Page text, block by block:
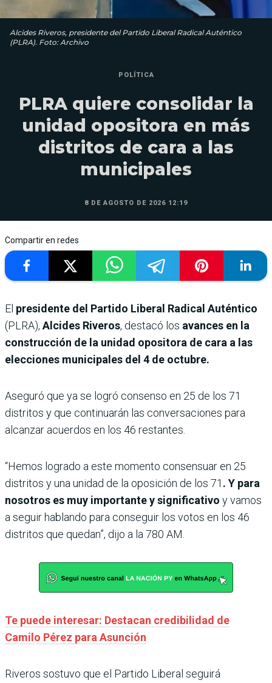
Alcides Riveros, presidente del Partido Liberal Radical Auténtico
(PLRA). Foto: Archivo
POLÍTICA
PLRA quiere consolidar la
unidad opositora en más
distritos de cara a las
municipales
8 DE AGOSTO DE 2026 12:19
Compartir en redes
El presidente del Partido Liberal Radical Auténtico
(PLRA), Alcides Riveros, destacó los avances en la
construcción de la unidad opositora de cara a las
elecciones municipales del 4 de octubre.
Aseguró que ya se logró consenso en 25 de los 71
distritos y que continuarán las conversaciones para
alcanzar acuerdos en los 46 restantes.
“Hemos logrado a este momento consensuar en 25
distritos y una unidad de la oposición de los 71 . Y para
nosotros es muy importante y significativo y vamos
a seguir hablando para conseguir los votos en los 46
distritos que quedan”, dijo a la 780 AM.
Te puede interesar: Destacan credibilidad de
Camilo Pérez para Asunción
Riveros sostuvo que el Partido Liberal seguirá